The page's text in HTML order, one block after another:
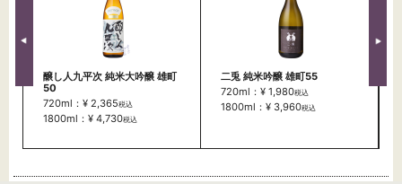
醸し人九平次 純米大吟醸 雄町
50
720ml：¥ 2,365税込
1800ml：¥ 4,730税込
二兎 純米吟醸 雄町55
720ml：¥ 1,980税込
1800ml：¥ 3,960税込